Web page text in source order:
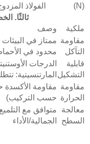
(N)
الفولاذ
ثالثًا.
ملكية
وصف
مقاومة
التآكل
ممتاز في البيئات
محدود في
قابلية
التشكيل
الدرجات
المارتنسيتية:
مقاومة
الحرارة حسب التركيب)
معالجة
السطح
متوافق مع
الجمالية/الأداء